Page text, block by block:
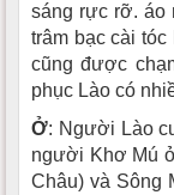
sáng rực rỡ. áo
trâm bạc cài
cũng được
phục Lào có
Ở: Người Lào
người Khơ Mú
Châu) và Sông